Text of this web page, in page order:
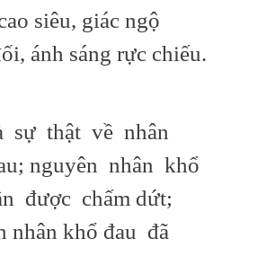
siêu, giác ngộ
ánh sáng rực chiếu.
sự thật về nhân
nguyên nhân khổ
được chấm dứt;
nhân khổ đau đã